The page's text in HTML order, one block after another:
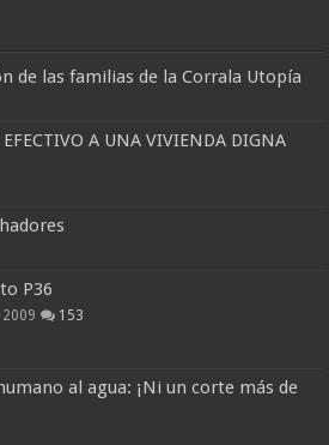
de las familias de la Corrala Utopía
A UNA VIVIENDA DIGNA
P36
153
al agua: ¡Ni un corte más de